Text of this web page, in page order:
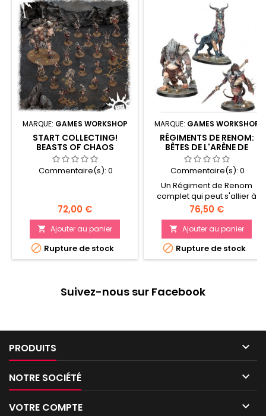
MARQUE: GAMES WORKSHOP
START COLLECTING!
BEASTS OF CHAOS
Commentaire(s): 0
Prix
72,00 €
 Ajouter au panier
 Rupture de stock
MARQUE: GAMES WORKSHOP
RÉGIMENTS DE RENOM:
BÊTES DE L'ARÈNE DE
HARGAX
Commentaire(s): 0
Un Régiment de Renom
complet qui peut s'allier à
certaines armées de la
Grande Alliance du Chaos Un
très bon moyen d'ajouter des
figurines à votre collection
d'Esclaves des Ténèbres et
de faire des économies par
plastique Citadel, dont un
Prix
76,50 €
 Ajouter au panier
 Rupture de stock
Suivez-nous sur Facebook
PRODUITS 
NOTRE SOCIÉTÉ 
VOTRE COMPTE 